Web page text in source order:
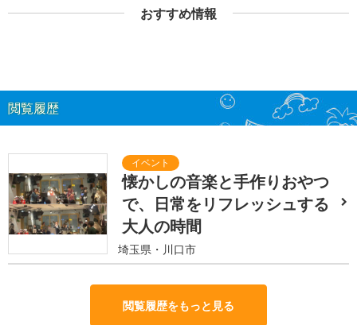
おすすめ情報
閲覧履歴
懐かしの音楽と手作りおやつ
で、日常をリフレッシュする
大人の時間
埼玉県・川口市
閲覧履歴をもっと見る